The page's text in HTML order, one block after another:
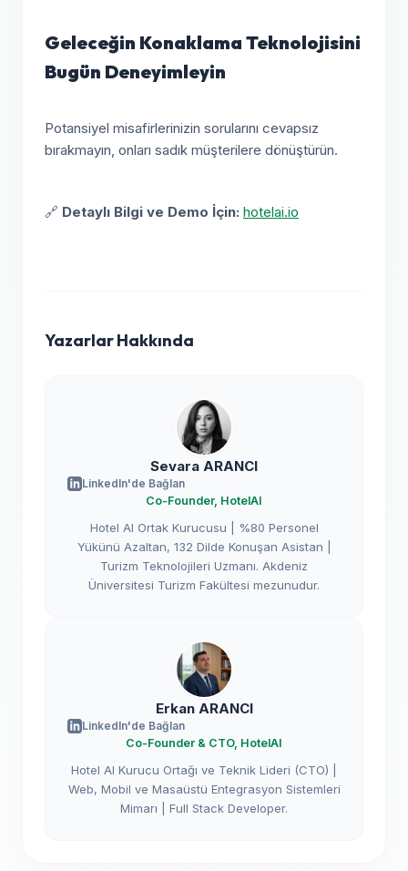
Geleceğin Konaklama Teknolojisini
Bugün Deneyimleyin
Potansiyel misafirlerinizin sorularını cevapsız
bırakmayın, onları sadık müşterilere dönüştürün.
🔗 Detaylı Bilgi ve Demo İçin: hotelai.io
Yazarlar Hakkında
Sevara ARANCI
LinkedIn'de Bağlan
Co-Founder, HotelAI
Hotel AI Ortak Kurucusu | %80 Personel
Yükünü Azaltan, 132 Dilde Konuşan Asistan |
Turizm Teknolojileri Uzmanı. Akdeniz
Üniversitesi Turizm Fakültesi mezunudur.
Erkan ARANCI
LinkedIn'de Bağlan
Co-Founder & CTO, HotelAI
Hotel AI Kurucu Ortağı ve Teknik Lideri (CTO) |
Web, Mobil ve Masaüstü Entegrasyon Sistemleri
Mimarı | Full Stack Developer.